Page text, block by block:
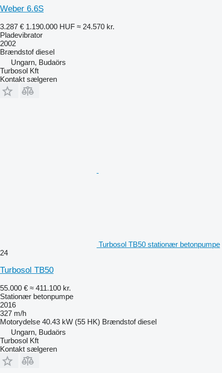
Weber 6.6S
3.287 € 1.190.000 HUF ≈ 24.570 kr.
Pladevibrator
2002
Brændstof diesel
Ungarn, Budaörs
Turbosol Kft
Kontakt sælgeren
Turbosol TB50 stationær betonpumpe
24
Turbosol TB50
55.000 € ≈ 411.100 kr.
Stationær betonpumpe
2016
327 m/h
Motorydelse 40.43 kW (55 HK) Brændstof diesel
Ungarn, Budaörs
Turbosol Kft
Kontakt sælgeren